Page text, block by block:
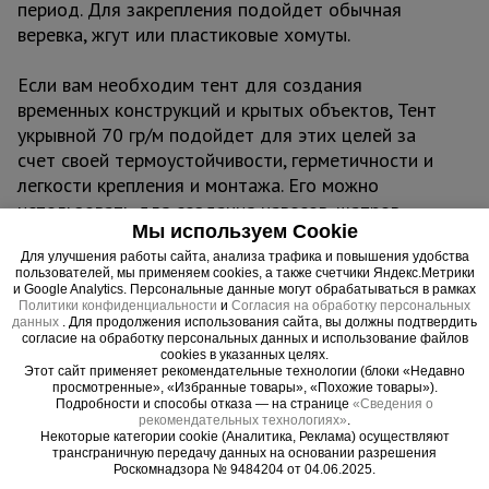
период. Для закрепления подойдет обычная
веревка, жгут или пластиковые хомуты.
Если вам необходим тент для создания
временных конструкций и крытых объектов, Тент
укрывной 70 гр/м подойдет для этих целей за
счет своей термоустойчивости, герметичности и
легкости крепления и монтажа. Его можно
использовать для создания навесов, шатров,
торговых павильонов, зон отдыха, беседок,
складов и ангаров.
Важно:
Тент можно эксплуатировать при температурах -
30°С до + 70°С
Не деформируется, водонепроницаем,
герметичен, легко монтируется
Мы используем Cookie
Для улучшения работы сайта, анализа трафика и повышения удобства
пользователей, мы применяем cookies, а также счетчики Яндекс.Метрики
и Google Analytics. Персональные данные могут обрабатываться в рамках
Политики конфиденциальности и Согласия на обработку персональных
данных
. Для продолжения использования сайта, вы должны подтвердить
согласие на обработку персональных данных и использование файлов
cookies в указанных целях.
Этот сайт применяет рекомендательные технологии (блоки «Недавно
просмотренные», «Избранные товары», «Похожие товары»).
Подробности и способы отказа — на странице «Сведения о
рекомендательных технологиях»
Некоторые категории cookie (Аналитика, Реклама) осуществляют
трансграничную передачу данных на основании разрешения
Роскомнадзора № 9484204 от 04.06.2025.